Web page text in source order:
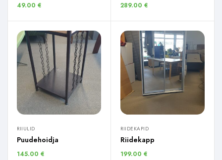
49.00 € 289.00 €
RIIULID
Puudehoidja
145.00 €
RIIDEKAPID
Riidekapp
199.00 €